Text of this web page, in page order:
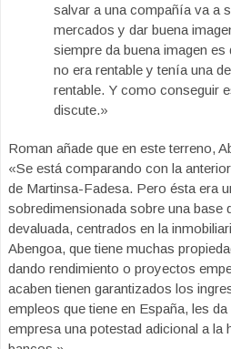
salvar a una compañía va a
mercados y dar buena
siempre da buena imagen
no era rentable y tenía una
rentable. Y como conseguir
discute.»
Roman añade que en este terreno,
«Se está comparando con la
de Martinsa-Fadesa. Pero ésta era
sobredimensionada sobre una base
devaluada, centrados en la
Abengoa, que tiene muchas
dando rendimiento o proyectos
acaben tienen garantizados los
empleos que tiene en España, les
empresa una potestad adicional a la